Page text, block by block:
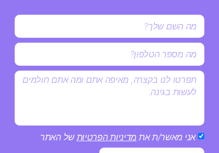
אני מאשר/ת את מדיניות הפרטיותשל האתר